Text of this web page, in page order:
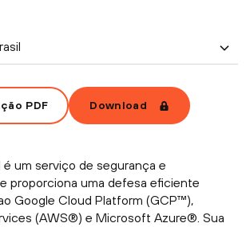
PDF Download
um serviço de segurança e
proporciona uma defesa eficiente
Google Cloud Platform (GCP™),
(AWS®) e Microsoft Azure®. Sua